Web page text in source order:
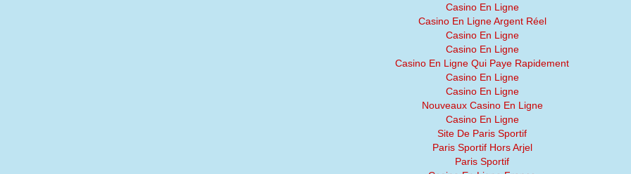
Casino En Ligne
Casino En Ligne Argent Réel
Casino En Ligne
Casino En Ligne
Casino En Ligne Qui Paye Rapidement
Casino En Ligne
Casino En Ligne
Nouveaux Casino En Ligne
Casino En Ligne
Site De Paris Sportif
Paris Sportif Hors Arjel
Paris Sportif